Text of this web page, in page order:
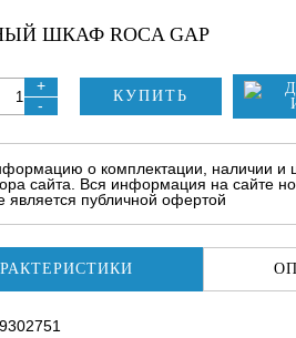
ШКАФ ROCA GAP
+
-
КУПИТЬ
о комплектации, наличии и
сайта. Вся информация на сайте
является публичной офертой